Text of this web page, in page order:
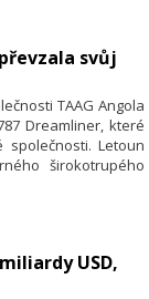
poskytovatelé
průmysl proto
adresovaných
stěžejního plánu
podílu evropského
Zero European
svůj
TAAG Angola
Dreamliner, které
Letoun
širokotrupého
letadlem
USD,